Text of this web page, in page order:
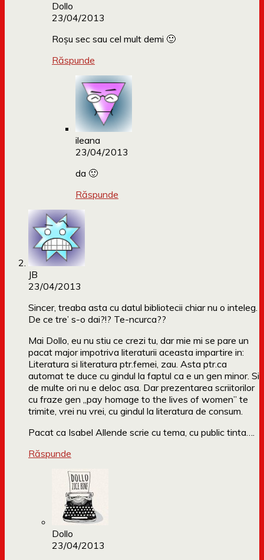
Dollo
23/04/2013
Roșu sec sau cel mult demi 🙂
Răspunde
ileana
23/04/2013
da 🙂
Răspunde
JB
23/04/2013
Sincer, treaba asta cu datul bibliotecii chiar nu o inteleg.
De ce tre’ s-o dai?!? Te-ncurca??
Mai Dollo, eu nu stiu ce crezi tu, dar mie mi se pare un
pacat major impotriva literaturii aceasta impartire in:
Literatura si literatura ptr.femei, zau. Asta ptr.ca
automat te duce cu gindul la faptul ca e un gen minor. Si
de multe ori nu e deloc asa. Dar prezentarea scriitorilor
cu fraze gen „pay homage to the lives of women” te
trimite, vrei nu vrei, cu gindul la literatura de consum.
Pacat ca Isabel Allende scrie cu tema, cu public tinta….
Răspunde
Dollo
23/04/2013